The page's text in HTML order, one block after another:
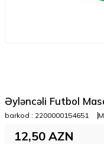
Əyləncəli Futbol
barkod : 2200000154651
12,50 AZN